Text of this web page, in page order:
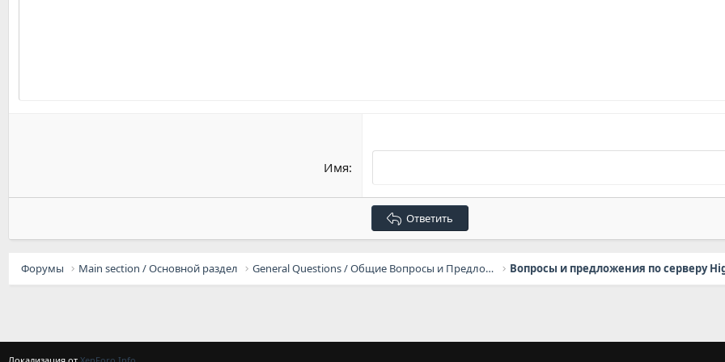
Имя
Ответить
Форумы Main section / Основной раздел General Questions / Общие Вопросы и Предложения